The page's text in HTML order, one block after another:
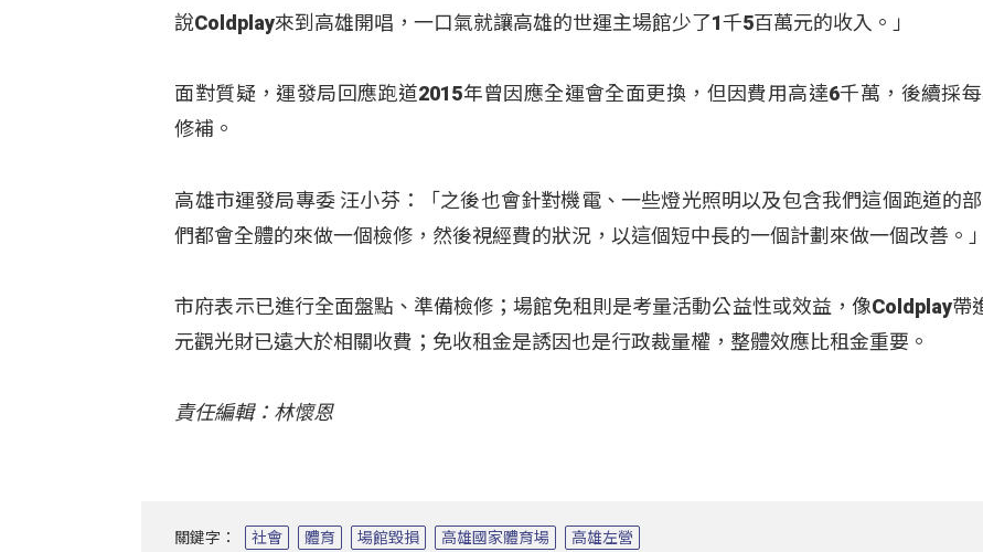
說Coldplay來到高雄開唱，一口氣就讓高雄的世運主場館少了1千5百萬元的收入。」
面對質疑，運發局回應跑道2015年曾因應全運會全面更換，但因費用高達6千萬，後續採
修補。
高雄市運發局專委 汪小芬：「之後也會針對機電、一些燈光照明以及包含我們這個跑道的
們都會全體的來做一個檢修，然後視經費的狀況，以這個短中長的一個計劃來做一個改善。」
市府表示已進行全面盤點、準備檢修；場館免租則是考量活動公益性或效益，像Coldplay帶
元觀光財已遠大於相關收費；免收租金是誘因也是行政裁量權，整體效應比租金重要。
責任編輯：林懷恩
關鍵字： 社會 體育 場館毀損 高雄國家體育場 高雄左營